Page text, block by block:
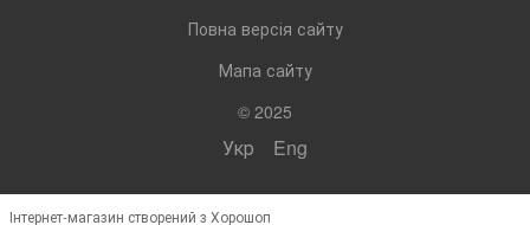
Повна версія сайту
Мапа сайту
© 2025
Укр Eng
Інтернет-магазин створений з Хорошоп